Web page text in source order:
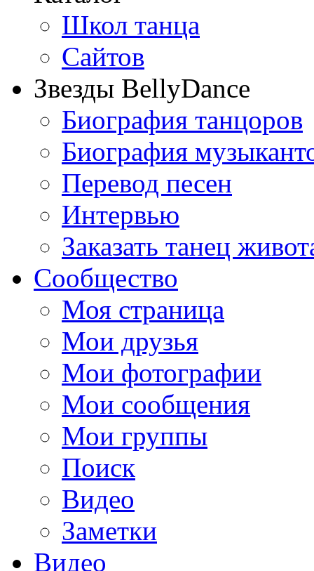
Школ танца
Сайтов
Звезды BellyDance
Биография танцоров
Биография
Перевод песен
Интервью
Заказать танец
Сообщество
Моя страница
Мои друзья
Мои фотографии
Мои сообщения
Мои группы
Поиск
Видео
Заметки
Видео